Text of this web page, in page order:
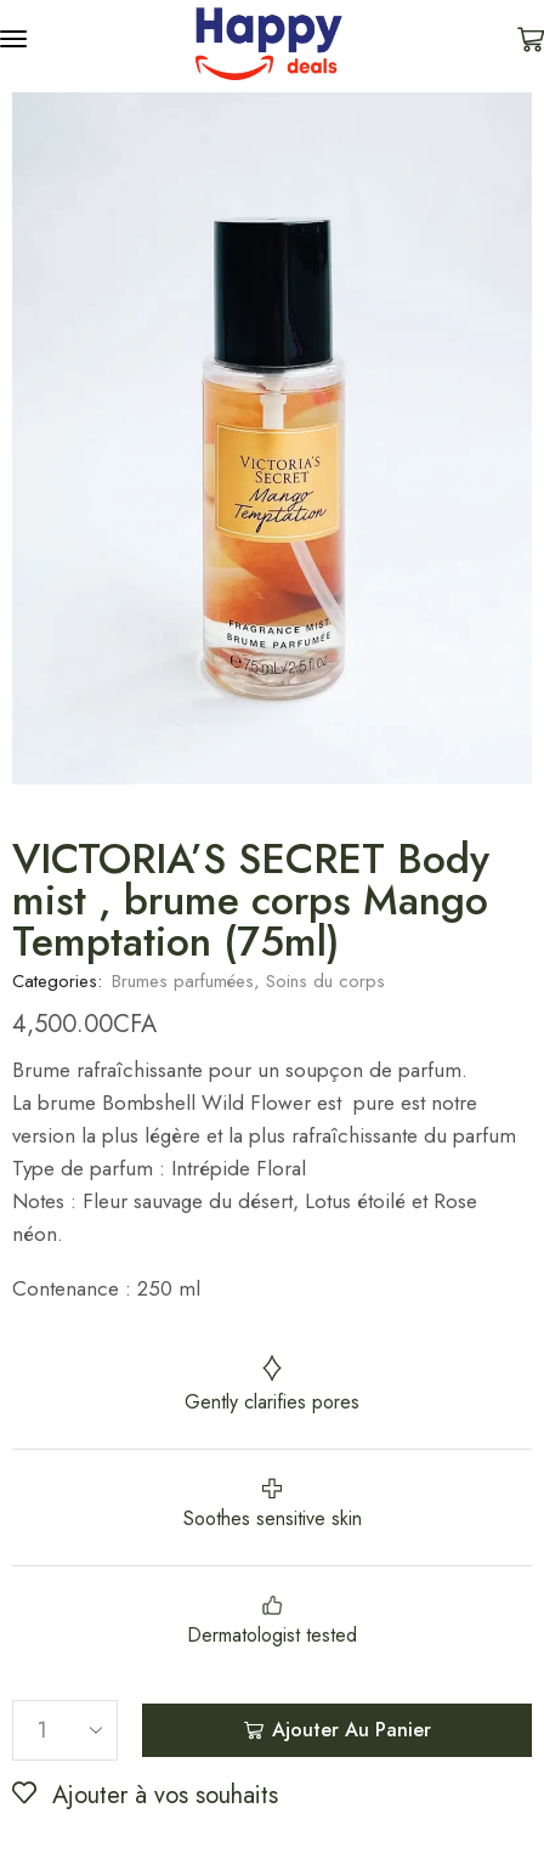
VICTORIA’S SECRET Body
mist , brume corps Mango
Temptation (75ml)
Categories: Brumes parfumées, Soins du corps
4,500.00CFA
Brume rafraîchissante pour un soupçon de parfum.
La brume Bombshell Wild Flower est pure est notre
version la plus légère et la plus rafraîchissante du parfum
Type de parfum : Intrépide Floral
Notes : Fleur sauvage du désert, Lotus étoilé et Rose
néon.
Contenance : 250 ml
Gently clarifies pores
Soothes sensitive skin
Dermatologist tested
Ajouter Au Panier
Ajouter à vos souhaits